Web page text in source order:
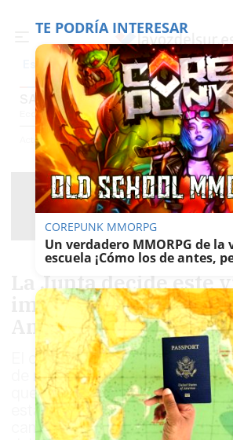
Es noticia Precio luz Padre Coraje
SALUD
EconomíaSociedadInternacionalPolítica
Actualidad Salud
La Junta decide este
implanta el
Andalucía
El comité de expertos no
de medidas y hay cierta
que el 91% de andaluces
está vacunado. Actualmente el
camas ocupadas por
TE PODRÍA INTERESAR
COREPUNK MMORPG
Un verdadero MMORPG de la
escuela ¡Cómo los de antes,